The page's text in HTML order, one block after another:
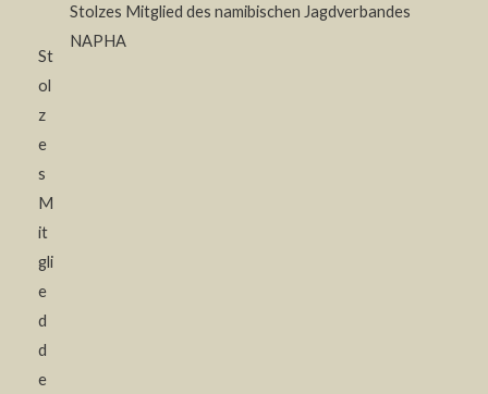
St
ol
z
e
s
M
it
gli
e
d
d
e
Stolzes Mitglied des namibischen Jagdverbandes
NAPHA